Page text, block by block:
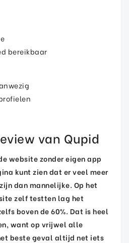
bereikbaar
van Qupid
website zonder eigen app
kunt zien dat er veel meer
dan mannelijke. Op het
zelf testten lag het
boven de 60%. Dat is heel
want op vrijwel alle
beste geval altijd net iets